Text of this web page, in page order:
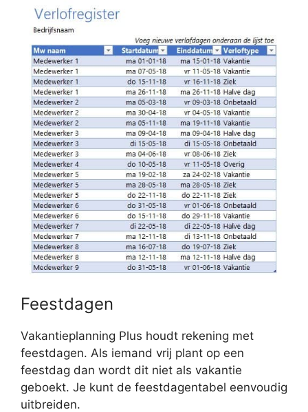
Feestdagen
Vakantieplanning Plus houdt rekening met
feestdagen. Als iemand vrij plant op een
feestdag dan wordt dit niet als vakantie
geboekt. Je kunt de feestdagentabel eenvoudig
uitbreiden.